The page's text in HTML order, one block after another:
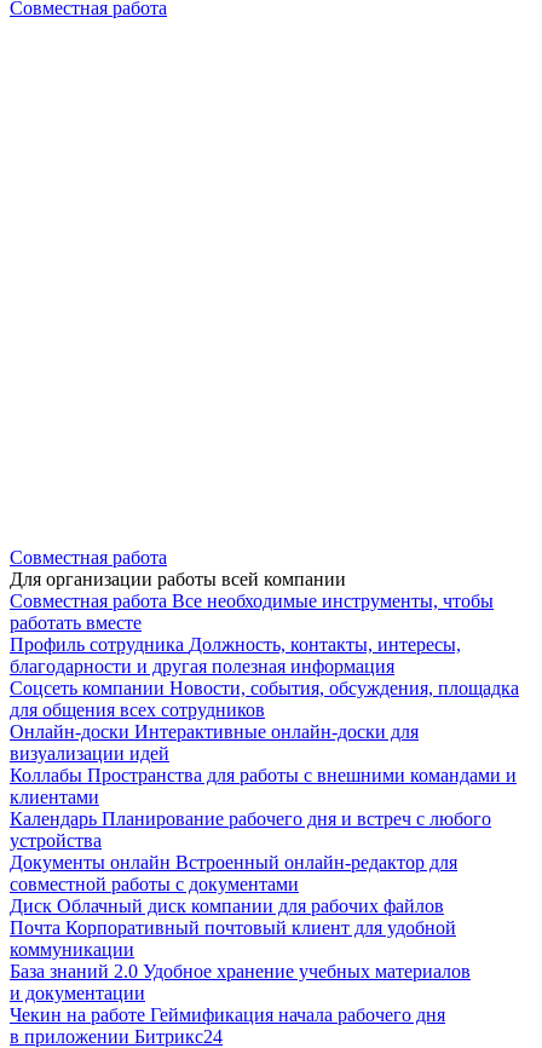
Совместная работа
Совместная работа
Для организации работы всей компании
Совместная работа Все необходимые инструменты, чтобы
работать вместе
Профиль сотрудника Должность, контакты, интересы,
благодарности и другая полезная информация
Соцсеть компании Новости, события, обсуждения, площадка
для общения всех сотрудников
Онлайн-доски Интерактивные онлайн-доски для
визуализации идей
Коллабы Пространства для работы с внешними командами и
клиентами
Календарь Планирование рабочего дня и встреч с любого
устройства
Документы онлайн Встроенный онлайн-редактор для
совместной работы с документами
Диск Облачный диск компании для рабочих файлов
Почта Корпоративный почтовый клиент для удобной
коммуникации
База знаний 2.0 Удобное хранение учебных материалов
и документации
Чекин на работе Геймификация начала рабочего дня
в приложении Битрикс24